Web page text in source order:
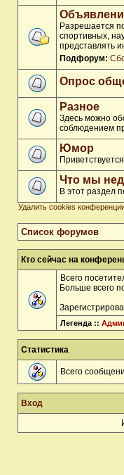
Разрешается
спортивных,
представлять
Подфорум:
Опрос
Разное
Здесь можно
соблюдением
Юмор
Что мы
В этот раздел
Удалить cookies
Список форумов
Кто сейчас на
Всего
Больше всего
Легенда ::
Статистика
Всего
Вход